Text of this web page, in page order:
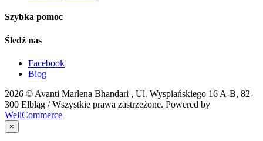
Szybka pomoc
Śledź nas
Facebook
Blog
2026 © Avanti Marlena Bhandari , Ul. Wyspiańskiego 16 A-B, 82-
300 Elbląg / Wszystkie prawa zastrzeżone. Powered by
WellCommerce
×